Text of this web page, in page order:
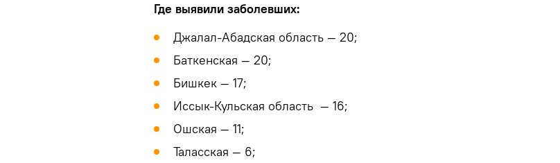
Где выявили заболевших:
Джалал-Абадская область — 20;
Баткенская — 20;
Бишкек — 17;
Иссык-Кульская область — 16;
Ошская — 11;
Таласская — 6;